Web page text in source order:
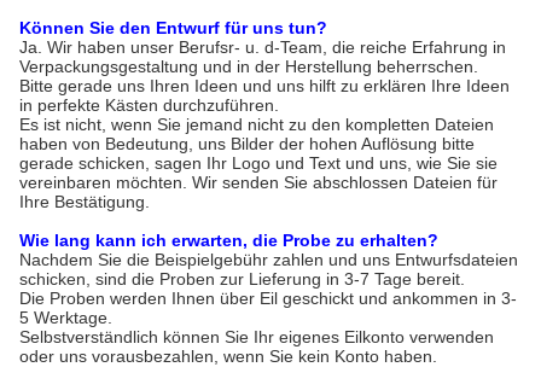
Können Sie den Entwurf für uns tun?
Ja. Wir haben unser Berufsr- u. d-Team, die reiche Erfahrung in
Verpackungsgestaltung und in der Herstellung beherrschen.
Bitte gerade uns Ihren Ideen und uns hilft zu erklären Ihre Ideen
in perfekte Kästen durchzuführen.
Es ist nicht, wenn Sie jemand nicht zu den kompletten Dateien
haben von Bedeutung, uns Bilder der hohen Auflösung bitte
gerade schicken, sagen Ihr Logo und Text und uns, wie Sie sie
vereinbaren möchten. Wir senden Sie abschlossen Dateien für
Ihre Bestätigung.
Wie lang kann ich erwarten, die Probe zu erhalten?
Nachdem Sie die Beispielgebühr zahlen und uns Entwurfsdateien
schicken, sind die Proben zur Lieferung in 3-7 Tage bereit.
Die Proben werden Ihnen über Eil geschickt und ankommen in 3-
5 Werktage.
Selbstverständlich können Sie Ihr eigenes Eilkonto verwenden
oder uns vorausbezahlen, wenn Sie kein Konto haben.